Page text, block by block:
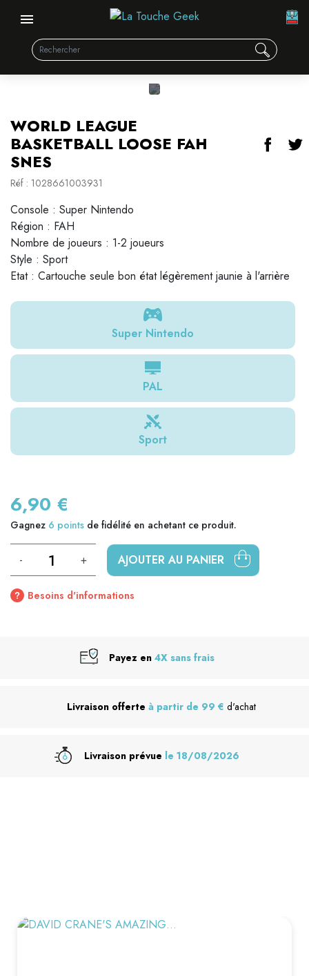
WORLD LEAGUE
BASKETBALL LOOSE FAH
SNES
Réf : 1028661003931
Console : Super Nintendo
Région : FAH
Nombre de joueurs : 1-2 joueurs
Style : Sport
Etat : Cartouche seule bon état légèrement jaunie à l'arrière
Super Nintendo
PAL
Sport
6,90 €
Gagnez 6 points de fidélité en achetant ce produit.
- + AJOUTER AU PANIER
Besoins d'informations
Payez en 4X sans frais
Livraison offerte à partir de 99 € d'achat
Livraison prévue le 18/08/2026